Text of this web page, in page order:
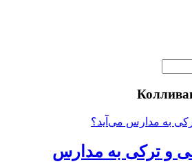
و ترکی به مدارس